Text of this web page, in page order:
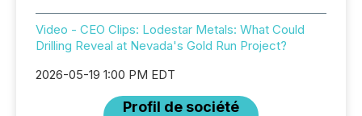
Video - CEO Clips: Lodestar Metals: What Could
Drilling Reveal at Nevada's Gold Run Project?
2026-05-19 1:00 PM EDT
Profil de société